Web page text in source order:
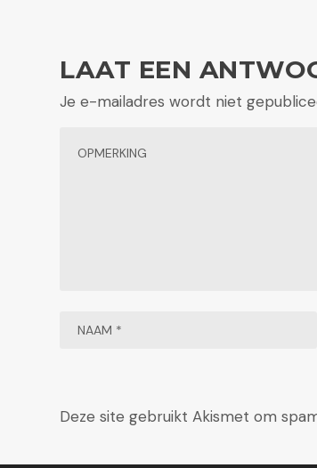
LAAT EEN
Je e-mailadres wordt niet
Deze site gebruikt Akismet om